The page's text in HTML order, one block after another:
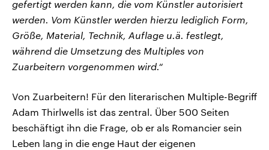
gefertigt werden kann, die vom Künstler autorisiert
werden. Vom Künstler werden hierzu lediglich Form,
Größe, Material, Technik, Auflage u.ä. festlegt,
während die Umsetzung des Multiples von
Zuarbeitern vorgenommen wird.“
Von Zuarbeitern! Für den literarischen Multiple-Begriff
Adam Thirlwells ist das zentral. Über 500 Seiten
beschäftigt ihn die Frage, ob er als Romancier sein
Leben lang in die enge Haut der eigenen